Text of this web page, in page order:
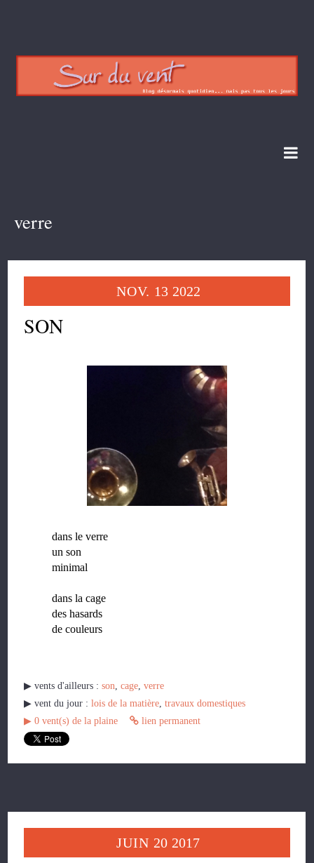
verre
NOV. 13 2022
SON
dans le verre
un son
minimal
dans la cage
des hasards
de couleurs
▶︎ vents d'ailleurs :son,cage,verre
▶︎ vent du jour :lois de la matière,travaux domestiques
▶︎ 0 vent(s) de la plaine lien permanent
JUIN 20 2017